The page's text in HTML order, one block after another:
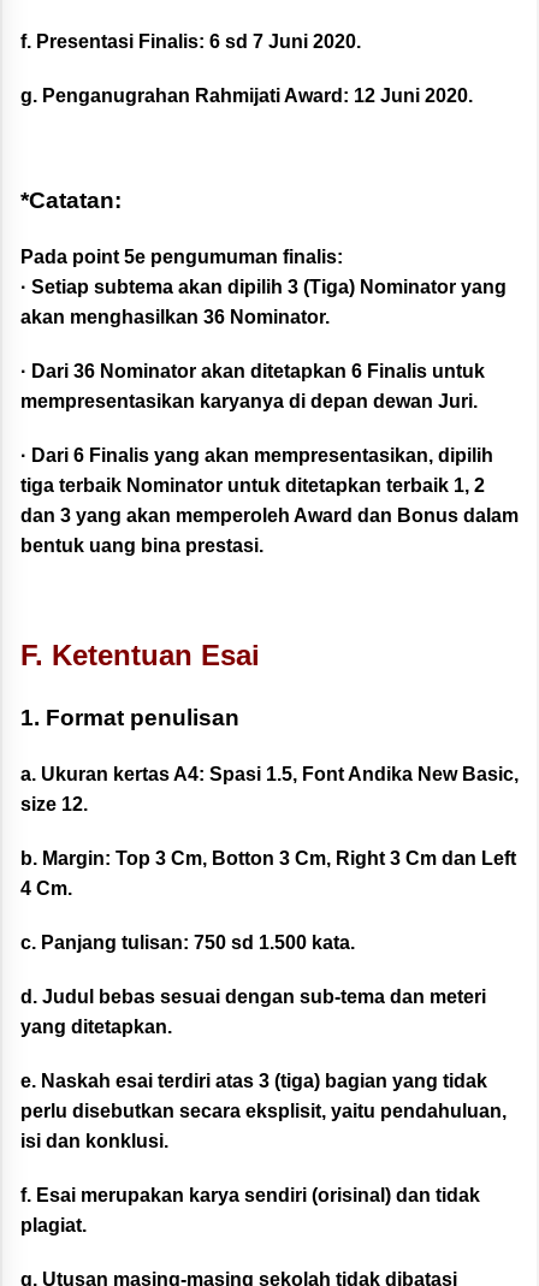
f. Presentasi Finalis: 6 sd 7 Juni 2020.
g. Penganugrahan Rahmijati Award: 12 Juni 2020.
*Catatan:
Pada point 5e pengumuman finalis:
· Setiap subtema akan dipilih 3 (Tiga) Nominator yang
akan menghasilkan 36 Nominator.
· Dari 36 Nominator akan ditetapkan 6 Finalis untuk
mempresentasikan karyanya di depan dewan Juri.
· Dari 6 Finalis yang akan mempresentasikan, dipilih
tiga terbaik Nominator untuk ditetapkan terbaik 1, 2
dan 3 yang akan memperoleh Award dan Bonus dalam
bentuk uang bina prestasi.
F. Ketentuan Esai
1. Format penulisan
a. Ukuran kertas A4: Spasi 1.5, Font Andika New Basic,
size 12.
b. Margin: Top 3 Cm, Botton 3 Cm, Right 3 Cm dan Left
4 Cm.
c. Panjang tulisan: 750 sd 1.500 kata.
d. Judul bebas sesuai dengan sub-tema dan meteri
yang ditetapkan.
e. Naskah esai terdiri atas 3 (tiga) bagian yang tidak
perlu disebutkan secara eksplisit, yaitu pendahuluan,
isi dan konklusi.
f. Esai merupakan karya sendiri (orisinal) dan tidak
plagiat.
g. Utusan masing-masing sekolah tidak dibatasi